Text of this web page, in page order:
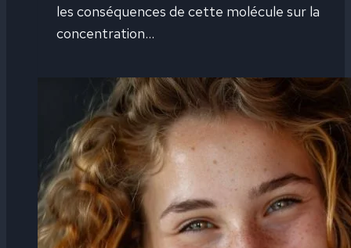
les conséquences de cette molécule sur la
concentration…